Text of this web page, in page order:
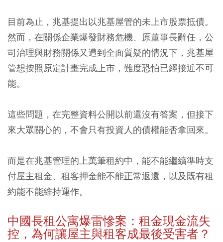
目前為止，兆基提出以兆基屋管的未上市股票抵債。
然而，在關係企業爆發財務危機、原董事長辭任，公
司治理與財務關係又遭到全面質疑的情況下，兆基屋
管想按照原定計畫完成上市，難度恐怕已經接近不可
能。
這些問題，在完整資料公開以前還沒有答案，但接下
來大眾關心的，不會只有投資人的債權能否拿回來。
而是在兆基管理的上萬筆租約中，能不能繼續準時支
付屋主租金、租客押金能不能正常返還，以及既有租
約能不能維持運作。
中國長租公寓爆雷慘案：租金現金流失
控，為何讓屋主與租客成最後受害者？